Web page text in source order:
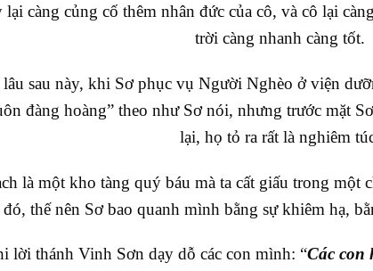
lại càng củng cố thêm nhân đức của cô, và cô lại
trời càng nhanh càng tốt.
lâu sau này, khi Sơ phục vụ Người Nghèo ở viện
đàng hoàng” theo như Sơ nói, nhưng trước mặt
lại, họ tỏ ra rất là nghiêm
là một kho tàng quý báu mà ta cất giấu trong một
thế nên Sơ bao quanh mình bằng sự khiêm hạ,
lời thánh Vinh Sơn dạy dỗ các con mình: “Các con